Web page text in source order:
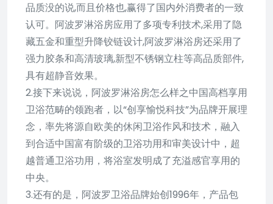
品质没的说,而且价格也,赢得了国内外消费者的一致
认可。阿波罗淋浴房应用了多项专利技术,采用了隐
藏五金和重型升降铰链设计,阿波罗淋浴房还采用了
强力胶条和高清玻璃,新型不锈钢立柱等高品质部件,
具有超静音效果。
2.接下来说说，阿波罗淋浴房怎么样之中国高档享用
卫浴范畴的领跑者，以“创享愉悦科技”为品牌开展理
念，率先将源自欧美的休闲卫浴作风和技术，融入
到合适中国富有阶级的卫浴功用和审美设计中，超
越普通卫浴功用，将浴室发明成了充溢感官享用的
中央。
3.还有的是，阿波罗卫浴品牌始创1996年，产品包